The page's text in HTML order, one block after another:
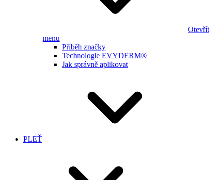
Otevřít
menu
Příběh značky
Technologie EVYDERM®
Jak správně aplikovat
PLEŤ